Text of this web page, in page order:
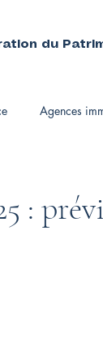
du
Agences
: